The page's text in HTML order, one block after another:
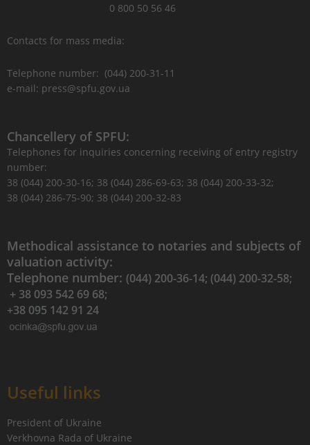
0 800 50 56 46
Contacts for mass media:
Telephone number: (044) 200-31-11
e-mail: press@spfu.gov.ua
Chancellery of SPFU:
Telephones for inquiries concerning receiving of entry registry
number:
38 (044) 200-30-16; 38 (044) 286-69-63; 38 (044) 200-33-32;
38 (044) 286-75-90; 38 (044) 200-32-83
Methodical assistance to notaries and subjects of
valuation activity:
Telephone number: (044) 200-36-14; (044) 200-32-58;
+ 38 093 542 69 68;
+38 095 142 91 24
Useful links
President of Ukraine
Verkhovna Rada of Ukraine